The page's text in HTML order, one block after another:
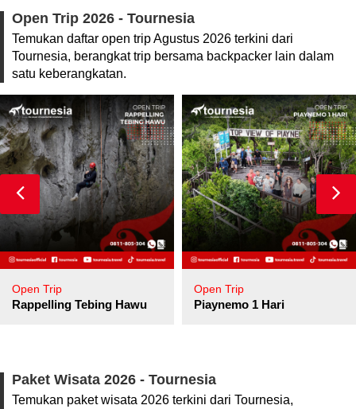
Open Trip 2026 - Tournesia
Temukan daftar open trip Agustus 2026 terkini dari
Tournesia, berangkat trip bersama backpacker lain dalam
satu keberangkatan.
Open Trip
Rappelling Tebing Hawu
Open Trip
Piaynemo 1 Hari
Paket Wisata 2026 - Tournesia
Temukan paket wisata 2026 terkini dari Tournesia,